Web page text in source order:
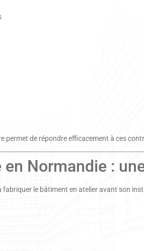
de répondre efficacement à ces
Normandie :
fabriquer le bâtiment en atelier avant son